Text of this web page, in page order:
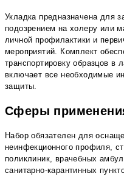
Укладка предназначена для
подозрением на холеру или
личной профилактики и
мероприятий. Комплект
транспортировку образцов в
включает все необходимые
защиты.
Сферы
Набор обязателен для
неинфекционного профиля,
поликлиник, врачебных
санитарно-карантинных